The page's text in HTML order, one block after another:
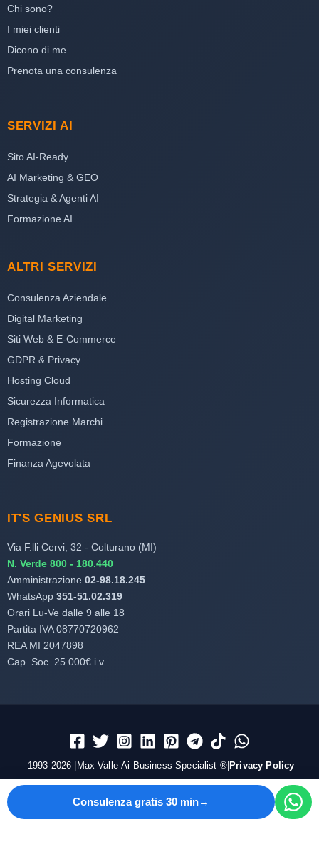
Chi sono?
I miei clienti
Dicono di me
Prenota una consulenza
SERVIZI AI
Sito AI-Ready
AI Marketing & GEO
Strategia & Agenti AI
Formazione AI
ALTRI SERVIZI
Consulenza Aziendale
Digital Marketing
Siti Web & E-Commerce
GDPR & Privacy
Hosting Cloud
Sicurezza Informatica
Registrazione Marchi
Formazione
Finanza Agevolata
IT'S GENIUS SRL
Via F.lli Cervi, 32 - Colturano (MI)
N. Verde 800 - 180.440
Amministrazione 02-98.18.245
WhatsApp 351-51.02.319
Orari Lu-Ve dalle 9 alle 18
Partita IVA 08770720962
REA MI 2047898
Cap. Soc. 25.000€ i.v.
1993-2026 |Max Valle-Ai Business Specialist ®| Privacy Policy
Consulenza gratis 30 min